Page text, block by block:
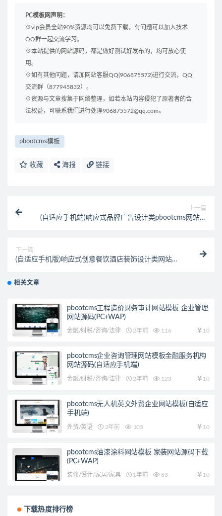
PC模板网声明：
☉vip会员全站90%资源均可以免费下载，有问题可以加入技术
QQ群一起交流学习。
☉本站提供的网站源码，都是做好测试好发布的，均可放心使
用。
☉如有其他问题，请加网站客服QQ(906875572)进行交流，QQ
交流群（877945832）。
☉资源与文章搜集于网络整理，如若本站内容侵犯了原著者的合
法权益，可联系我们进行处理906875572@qq.com。
pbootcms模板
收藏 海报 链接
上一篇
(自适应手机端)响应式品牌广告设计类pbootcms网站模
下一篇
(自适应手机版)响应式创意餐饮酒店装饰设计类网站
相关文章
pbootcms工程造价财务审计网站模板 企业管理
网站源码(PC+WAP)
金融/财税/咨询/法律 2年前 116 10
pbootcms企业咨询管理网站模板金融服务机构
网站源码(自适应手机端)
金融/财税/咨询/法律 2年前 123 10
pbootcms无人机英文外贸企业网站模板(自适应
手机端)
外贸/英语 2年前 105 10
pbootcms油漆涂料网站模板 家装网站源码下载
(PC+WAP)
装修/设计/家居/家具 1年前 63 10
下载热度排行榜